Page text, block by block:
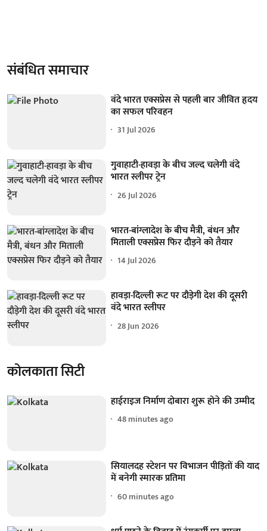
संबंधित समाचार
वंदे भारत एक्सप्रेस से पहली बार जीवित हृदय
का सफल परिवहन
31 Jul 2026
गुवाहाटी-हावड़ा के बीच जल्द चलेगी वंदे
भारत स्लीपर ट्रेन
26 Jul 2026
भारत-बांग्लादेश के बीच मैत्री, बंधन और
मिताली एक्सप्रेस फिर दौड़ने को तैयार
14 Jul 2026
हावड़ा-दिल्ली रूट पर दौड़ेगी देश की दूसरी
वंदे भारत स्लीपर
28 Jun 2026
कोलकाता सिटी
हाईराइज निर्माण दोबारा शुरू होने की उम्मीद
48 minutes ago
सियालदह स्टेशन पर विभाजन पीड़ितों की याद
में बनेगी स्मारक प्रतिमा
60 minutes ago